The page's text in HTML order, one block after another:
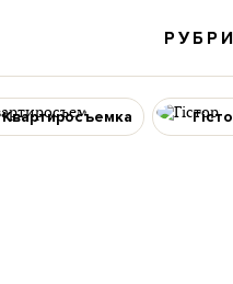
Квартиросъемка